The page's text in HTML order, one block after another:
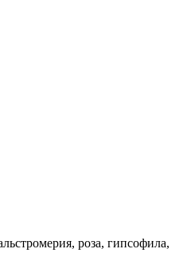
роза, гипсофила,